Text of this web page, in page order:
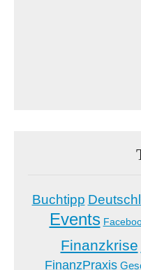
Buchtipp
Events
Finanzkrise
FinanzPraxis